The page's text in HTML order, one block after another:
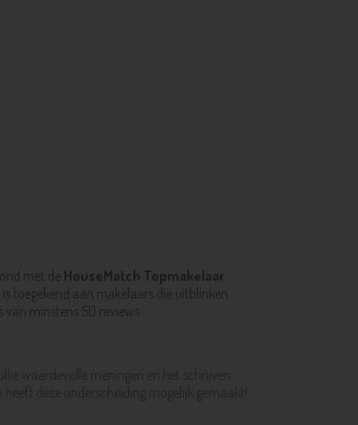
met de HouseMatch Topmakelaar
toegekend aan makelaars die uitblinken
minstens 50 reviews.
waardevolle meningen en het schrijven
deze onderscheiding mogelijk gemaakt!